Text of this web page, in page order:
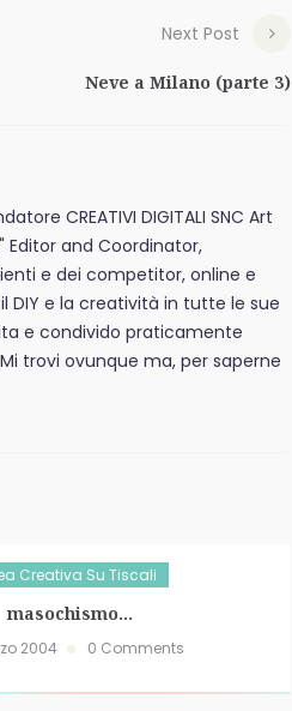
Next Post
Neve a Milano (parte 3)
CREATIVI DIGITALI SNC Art
Editor and Coordinator,
e dei competitor, online e
DIY e la creatività in tutte le sue
e condivido praticamente
trovi ovunque ma, per saperne
Creativa Su Tiscali
masochismo…
2004 0 Comments